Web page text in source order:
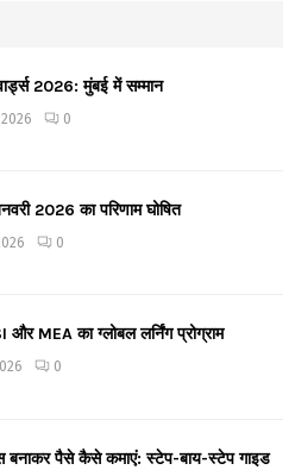
2026: मुंबई में सम्मान
0
2026 का परिणाम घोषित
0
MEA का ग्लोबल लर्निंग प्रोग्राम
0
बनाकर पैसे कैसे कमाएं: स्टेप-बाय-स्टेप गाइड